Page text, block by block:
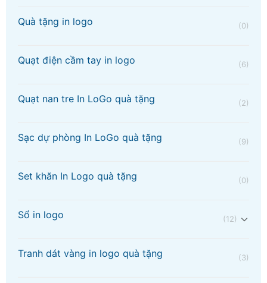
Quà tặng in logo (0)
Quạt điện cầm tay in logo (6)
Quạt nan tre In LoGo quà tặng (2)
Sạc dự phòng In LoGo quà tặng (9)
Set khăn In Logo quà tặng (0)
Sổ in logo (12)
Tranh dát vàng in logo quà tặng (3)